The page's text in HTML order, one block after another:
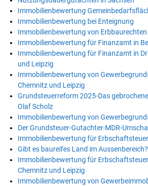
Immobilienbewertung
Immobilienbewertung bei Enteignung
Immobilienbewertung von Erbbaurechten
Immobilienbewertung für Finanzamt in
Immobilienbewertung für Finanzamt in
und Leipzig
Immobilienbewertung von
Chemnitz und Leipzig
Grundsteuerreform 2025-Das
Olaf Scholz
Immobilienbewertung von
Der Grundsteuer-Gutachter-MDR-
Immobilienbewertung für
Gibt es baureifes Land im Aussenbereich?
Immobilienbewertung für
Chemnitz und Leipzig
Immobilienbewertung von